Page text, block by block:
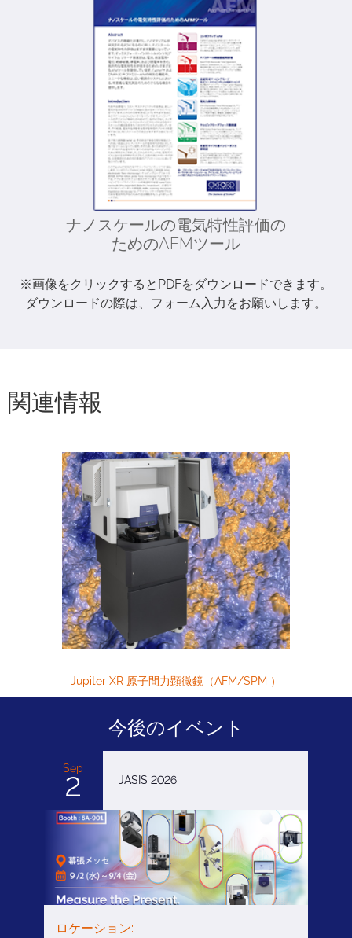
ナノスケールの電気特性評価の
ためのAFMツール
※画像をクリックするとPDFをダウンロードできます。
ダウンロードの際は、フォーム入力をお願いします。
関連情報
Jupiter XR 原子間力顕微鏡（AFM/SPM ）
今後のイベント
Sep
2 JASIS 2026
ロケーション: